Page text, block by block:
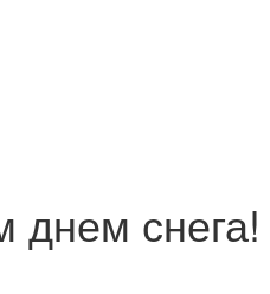
снега!